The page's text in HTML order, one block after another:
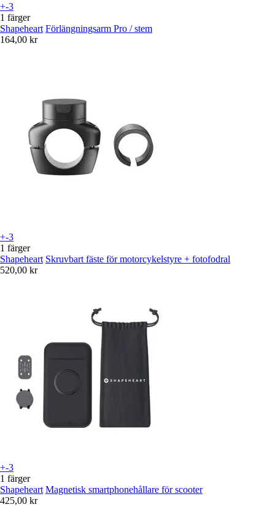
+-3
1 färger
Shapeheart Förlängningsarm Pro / stem
164,00 kr
+-3
1 färger
Shapeheart Skruvbart fäste för motorcykelstyre + fotofodral
520,00 kr
+-3
1 färger
Shapeheart Magnetisk smartphonehållare för scooter
425,00 kr